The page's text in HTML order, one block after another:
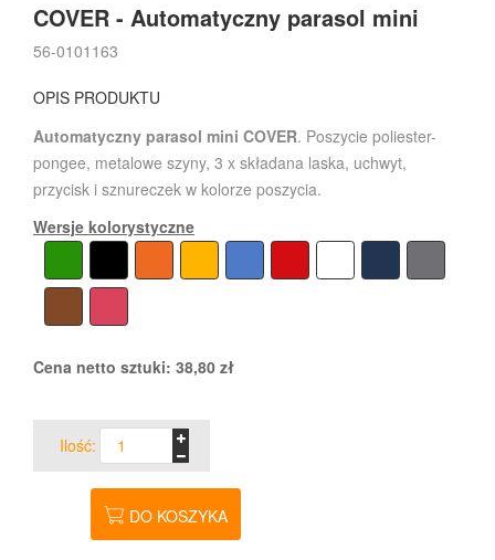
COVER - Automatyczny parasol mini
56-0101163
OPIS PRODUKTU
Automatyczny parasol mini COVER. Poszycie poliester-
pongee, metalowe szyny, 3 x składana laska, uchwyt,
przycisk i sznureczek w kolorze poszycia.
Wersje kolorystyczne
Cena netto sztuki: 38,80 zł
Ilość:
DO KOSZYKA